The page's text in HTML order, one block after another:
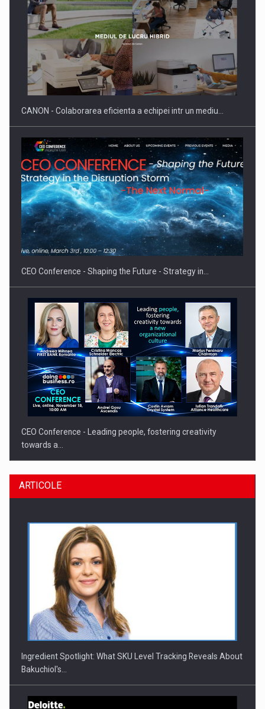
SYCLEF isi consolideaza prezenta in Romania printr-o a
doua…
Fondul de investitii BoldMind si echipa de management a…
CANON - Colaborarea eficienta a echipei intr un mediu…
CEO Conference - Shaping the Future - Strategy in…
CEO Conference - Leading people, fostering creativity
towards a…
CEO Conference - Shaping The Future - Technology and…
ARTICOLE
Ingredient Spotlight: What SKU Level Tracking Reveals About
Bakuchiol's…